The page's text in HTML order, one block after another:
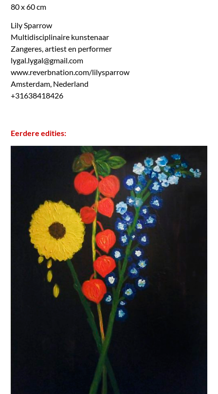
80 x 60 cm
Lily Sparrow
Multidisciplinaire kunstenaar
Zangeres, artiest en performer
lygal.lygal@gmail.com
www.reverbnation.com/lilysparrow
Amsterdam, Nederland
+31638418426
Eerdere edities: